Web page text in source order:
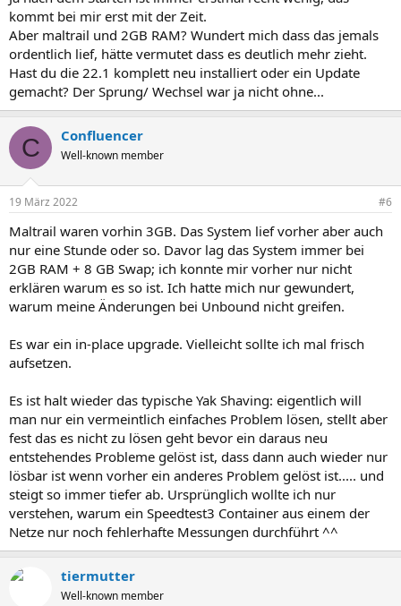
kommt bei mir erst mit der Zeit.
Aber maltrail und 2GB RAM? Wundert mich dass das jemals
ordentlich lief, hätte vermutet dass es deutlich mehr zieht.
Hast du die 22.1 komplett neu installiert oder ein Update
gemacht? Der Sprung/ Wechsel war ja nicht ohne...
C Confluencer
Well-known member
19 März 2022 #6
Maltrail waren vorhin 3GB. Das System lief vorher aber auch
nur eine Stunde oder so. Davor lag das System immer bei
2GB RAM + 8 GB Swap; ich konnte mir vorher nur nicht
erklären warum es so ist. Ich hatte mich nur gewundert,
warum meine Änderungen bei Unbound nicht greifen.
Es war ein in-place upgrade. Vielleicht sollte ich mal frisch
aufsetzen.
Es ist halt wieder das typische Yak Shaving: eigentlich will
man nur ein vermeintlich einfaches Problem lösen, stellt aber
fest das es nicht zu lösen geht bevor ein daraus neu
entstehendes Probleme gelöst ist, dass dann auch wieder nur
lösbar ist wenn vorher ein anderes Problem gelöst ist..... und
steigt so immer tiefer ab. Ursprünglich wollte ich nur
verstehen, warum ein Speedtest3 Container aus einem der
Netze nur noch fehlerhafte Messungen durchführt ^^
tiermutter
Well-known member